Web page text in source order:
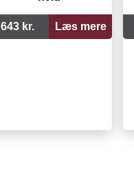
643 kr. Læs mere